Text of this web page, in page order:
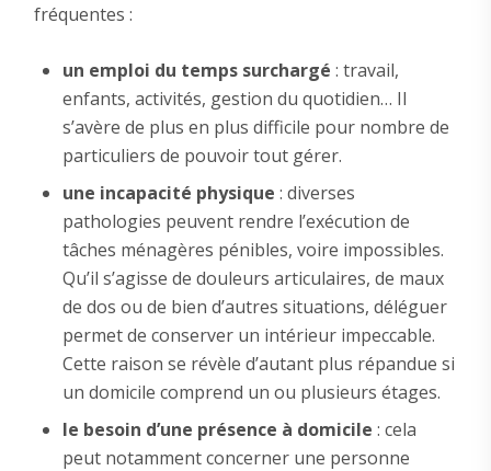
fréquentes :
un emploi du temps surchargé : travail,
enfants, activités, gestion du quotidien… Il
s’avère de plus en plus difficile pour nombre de
particuliers de pouvoir tout gérer.
une incapacité physique : diverses
pathologies peuvent rendre l’exécution de
tâches ménagères pénibles, voire impossibles.
Qu’il s’agisse de douleurs articulaires, de maux
de dos ou de bien d’autres situations, déléguer
permet de conserver un intérieur impeccable.
Cette raison se révèle d’autant plus répandue si
un domicile comprend un ou plusieurs étages.
le besoin d’une présence à domicile : cela
peut notamment concerner une personne